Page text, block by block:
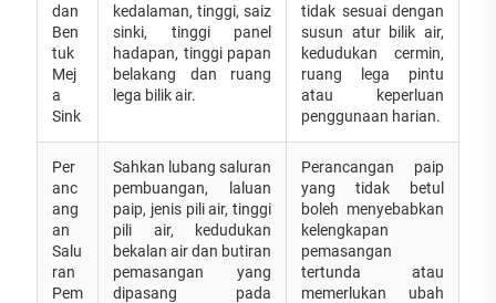
dan
Ben
tuk
Mej
a
Sink
kedalaman, tinggi, saiz
sinki, tinggi panel
hadapan, tinggi papan
belakang dan ruang
lega bilik air.
tidak sesuai dengan
susun atur bilik air,
kedudukan cermin,
ruang lega pintu
atau keperluan
penggunaan harian.
Per
anc
ang
an
Salu
ran
Pem
Sahkan lubang saluran
pembuangan, laluan
paip, jenis pili air, tinggi
pili air, kedudukan
bekalan air dan butiran
pemasangan yang
dipasang pada
Perancangan paip
yang tidak betul
boleh menyebabkan
kelengkapan
pemasangan
tertunda atau
memerlukan ubah